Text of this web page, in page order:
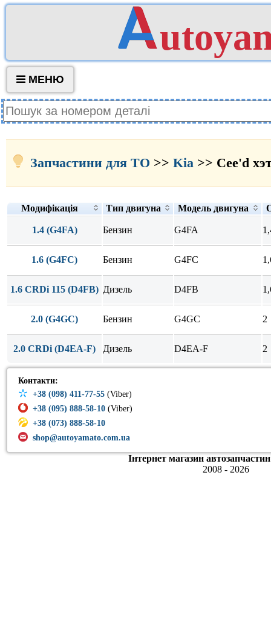
МЕНЮ
Запчастини для ТО >> Kia >> Cee'd
Модифікація Тип двигуна Модель двигуна
1.4 (G4FA) Бензин G4FA
1.6 (G4FC) Бензин G4FC
1.6 CRDi 115 (D4FB) Дизель D4FB
2.0 (G4GC) Бензин G4GC 2
2.0 CRDi (D4EA-F) Дизель D4EA-F 2
Контакти:
+38 (098) 411-77-55 (Viber)
+38 (095) 888-58-10 (Viber)
+38 (073) 888-58-10
shop@autoyamato.com.ua
Інтернет магазин
2008 - 2026